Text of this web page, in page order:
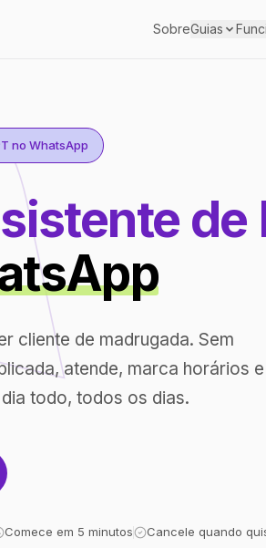
SobreGuias
no WhatsApp
de
cliente de madrugada. Sem
atende, marca horários e
todo, todos os dias.
Comece em 5 minutos Cancele quando